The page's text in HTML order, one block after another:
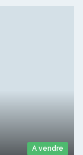
A vendre